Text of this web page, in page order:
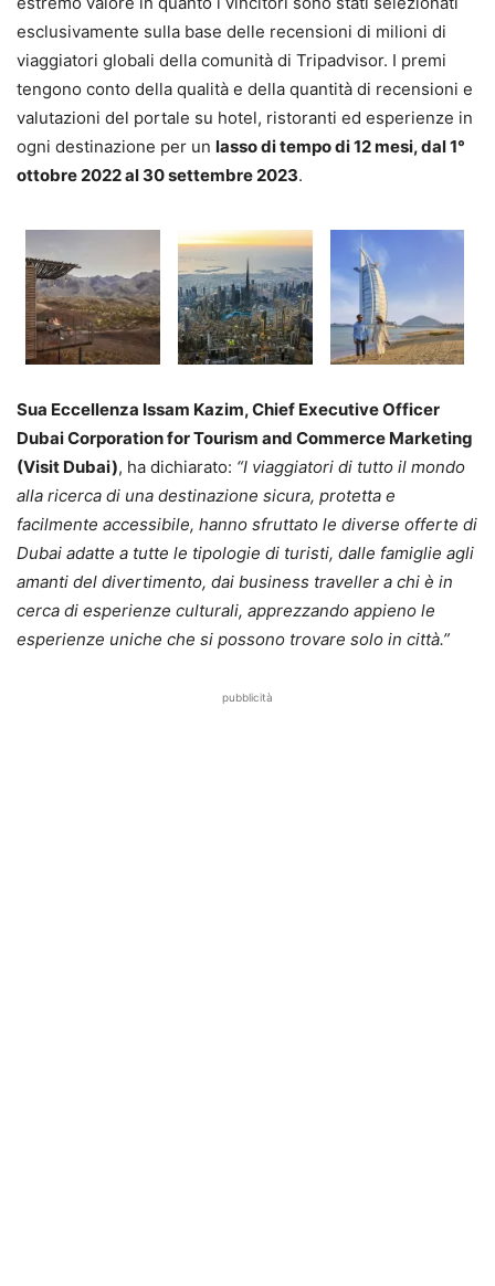
esclusivamente sulla base delle recensioni di milioni di
viaggiatori globali della comunità di Tripadvisor. I premi
tengono conto della qualità e della quantità di recensioni e
valutazioni del portale su hotel, ristoranti ed esperienze in
ogni destinazione per un lasso di tempo di 12 mesi, dal 1°
ottobre 2022 al 30 settembre 2023.
Sua Eccellenza Issam Kazim, Chief Executive Officer
Dubai Corporation for Tourism and Commerce Marketing
(Visit Dubai), ha dichiarato: “I viaggiatori di tutto il mondo
alla ricerca di una destinazione sicura, protetta e
facilmente accessibile, hanno sfruttato le diverse offerte di
Dubai adatte a tutte le tipologie di turisti, dalle famiglie agli
amanti del divertimento, dai business traveller a chi è in
cerca di esperienze culturali, apprezzando appieno le
esperienze uniche che si possono trovare solo in città.”
pubblicità